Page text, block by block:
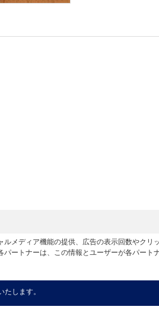
メディア機能の提供、広告の表示回数やク
ートナーは、この情報とユーザーが各パー
します。